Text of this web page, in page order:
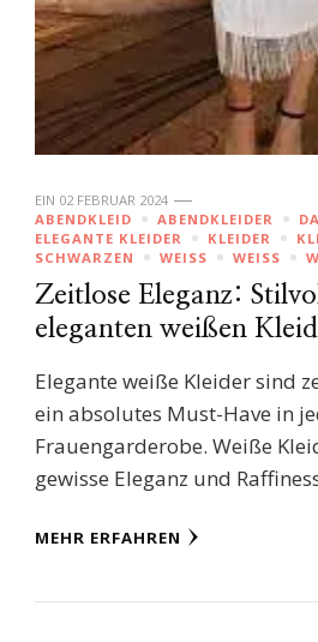
EIN 02 FEBRUAR 2024
ABENDKLEID
ABENDKLEIDER
ELEGANTE KLEIDER
KLEIDER
SCHWARZEN
WEISS WEISS
Zeitlose Eleganz:
eleganten weißen
Elegante weiße Kleider sind
ein absolutes Must-Have in
Frauengarderobe. Weiße
gewisse Eleganz und
MEHR ERFAHREN